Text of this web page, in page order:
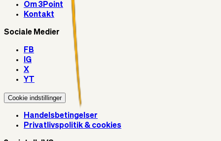
Om 3Point
Kontakt
Sociale Medier
FB
IG
X
YT
Cookie indstillinger
Handelsbetingelser
Privatlivspolitik & cookies